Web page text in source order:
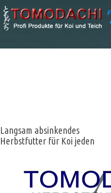
Langsam absinkendes
Herbstfutter für Koi jeden